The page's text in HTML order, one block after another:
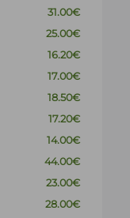
31.00€
25.00€
16.20€
17.00€
18.50€
17.20€
14.00€
44.00€
23.00€
28.00€